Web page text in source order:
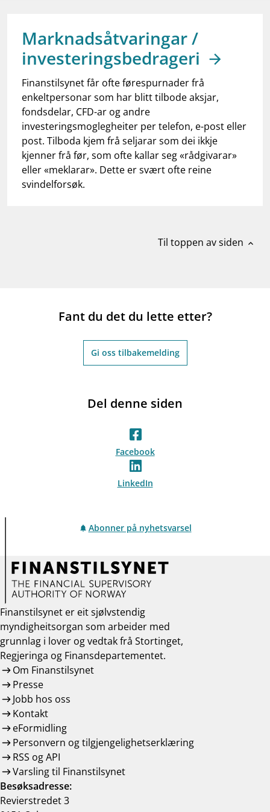
dashboardInformasjon for investorer
notifications_noneAbonner på nyhetsvarsel
Marknadsåtvaringar /
investeringsbedrageri
Finanstilsynet får ofte førespurnader frå
enkeltpersonar som har blitt tilbode aksjar,
fondsdelar, CFD-ar og andre
investeringsmoglegheiter per telefon, e-post eller
post. Tilboda kjem frå seljarar som dei ikkje
kjenner frå før, som ofte kallar seg «rådgivarar»
eller «meklarar». Dette er svært ofte reine
svindelforsøk.
Til toppen av siden expand_less
Fant du det du lette etter?
Gi oss tilbakemelding
Del denne siden
Facebook
LinkedIn
Abonner på nyhetsvarsel
Finanstilsynet er eit sjølvstendig
myndigheitsorgan som arbeider med
grunnlag i lover og vedtak frå Stortinget,
Regjeringa og Finansdepartementet.
Om Finanstilsynet
Presse
Jobb hos oss
Kontakt
eFormidling
Personvern og tilgjengelighetserklæring
RSS og API
Varsling til Finanstilsynet
Besøksadresse:
Revierstredet 3